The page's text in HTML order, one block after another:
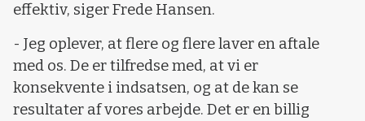
effektiv, siger Frede Hansen.
- Jeg oplever, at flere og flere laver en aftale
med os. De er tilfredse med, at vi er
konsekvente i indsatsen, og at de kan se
resultater af vores arbejde. Det er en billig